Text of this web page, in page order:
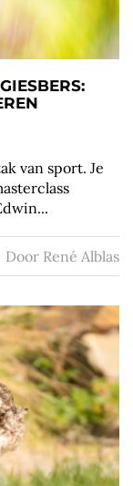
van sport. Je
Door René Alblas